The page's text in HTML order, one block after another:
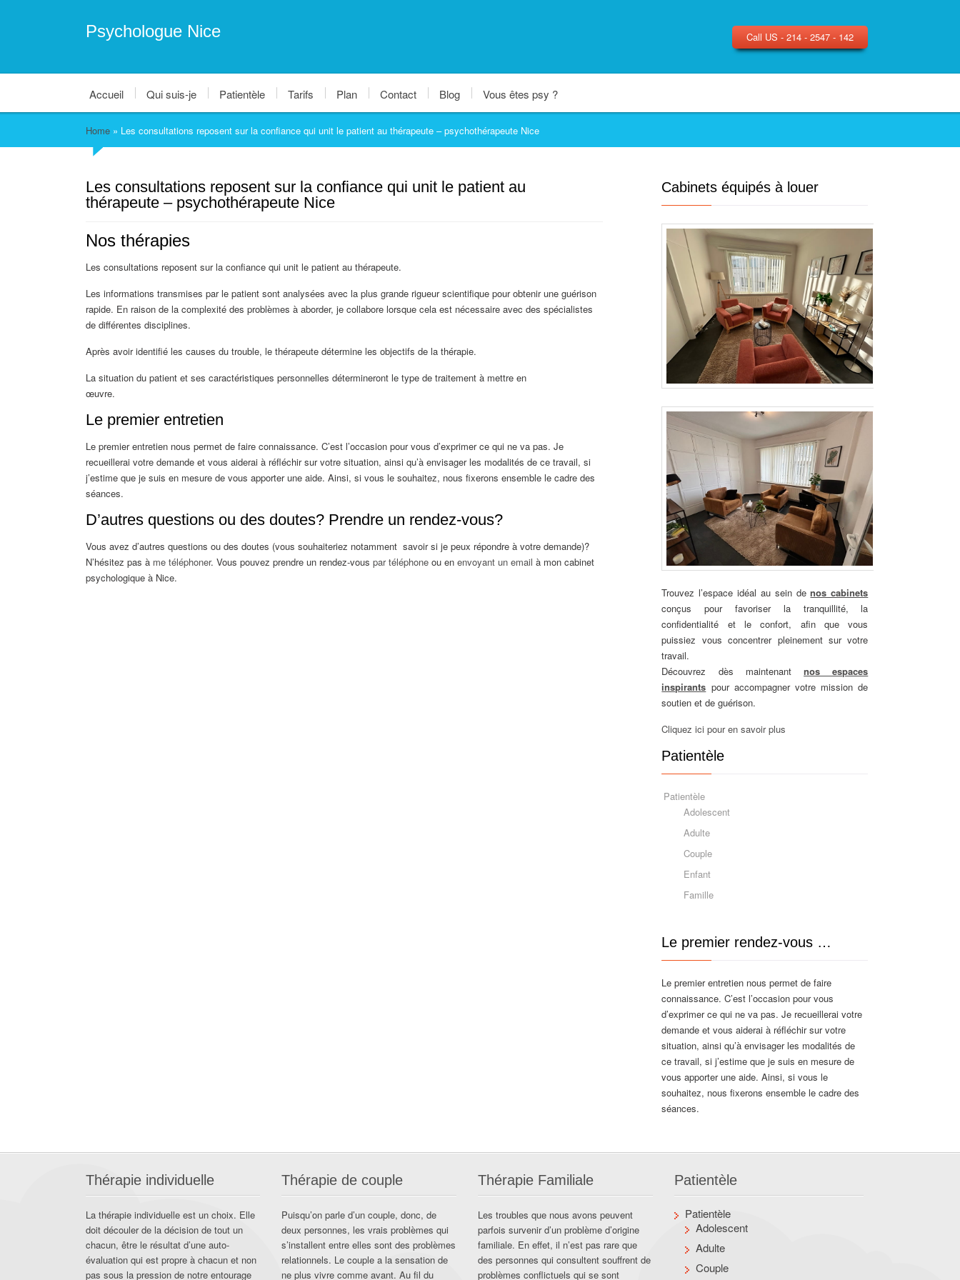
Psychologue Nice Call US - 214 - 2547 - 142
Accueil Qui suis-je Patientèle Tarifs Plan Contact Blog Vous êtes psy ?
Home» Les consultations reposent sur la confiance qui unit le patient au thérapeute – psychothérapeute Nice
Les consultations reposent sur la confiance qui unit le patient au
thérapeute – psychothérapeute Nice
Nos thérapies
Les consultations reposent sur la confiance qui unit le patient au thérapeute.
Les informations transmises par le patient sont analysées avec la plus grande rigueur scientifique pour obtenir une guérison
rapide. En raison de la complexité des problèmes à aborder, je collabore lorsque cela est nécessaire avec des spécialistes
de différentes disciplines.
Après avoir identifié les causes du trouble, le thérapeute détermine les objectifs de la thérapie.
La situation du patient et ses caractéristiques personnelles détermineront le type de traitement à mettre en
œuvre.
Le premier entretien
Le premier entretien nous permet de faire connaissance. C’est l’occasion pour vous d’exprimer ce qui ne va pas. Je
recueillerai votre demande et vous aiderai à réfléchir sur votre situation, ainsi qu’à envisager les modalités de ce travail, si
j’estime que je suis en mesure de vous apporter une aide. Ainsi, si vous le souhaitez, nous fixerons ensemble le cadre des
séances.
D’autres questions ou des doutes? Prendre un rendez-vous?
Vous avez d’autres questions ou des doutes (vous souhaiteriez notamment savoir si je peux répondre à votre demande)?
N’hésitez pas à me téléphoner. Vous pouvez prendre un rendez-vous par téléphoneou en envoyant un email à mon cabinet
psychologique à Nice.
Cabinets équipés à louer
Trouvez l’espace idéal au sein denos cabinets
conçus pour favoriser la tranquillité, la
confidentialité et le confort, afin que vous
puissiez vous concentrer pleinement sur votre
travail.
Découvrez dès maintenantnos espaces
inspirants pour accompagner votre mission de
soutien et de guérison.
Cliquez ici pour en savoir plus
Patientèle
Patientèle
Adolescent
Adulte
Couple
Enfant
Famille
Le premier rendez-vous …
Le premier entretien nous permet de faire
connaissance. C’est l’occasion pour vous
d’exprimer ce qui ne va pas. Je recueillerai votre
demande et vous aiderai à réfléchir sur votre
situation, ainsi qu’à envisager les modalités de
ce travail, si j’estime que je suis en mesure de
vous apporter une aide. Ainsi, si vous le
souhaitez, nous fixerons ensemble le cadre des
séances.
Thérapie individuelle
La thérapie individuelle est un choix. Elle
doit découler de la décision de tout un
chacun, être le résultat d’une auto-
évaluation qui est propre à chacun et non
pas sous la pression de notre entourage
Thérapie de couple
Puisqu’on parle d’un couple, donc, de
deux personnes, les vrais problèmes qui
s’installent entre elles sont des problèmes
relationnels. Le couple a la sensation de
ne plus vivre comme avant. Au fil du
Thérapie Familiale
Les troubles que nous avons peuvent
parfois survenir d’un problème d’origine
familiale. En effet, il n’est pas rare que
des personnes qui consultent souffrent de
problèmes conflictuels qui se sont
Patientèle
Patientèle
Adolescent
Adulte
Couple